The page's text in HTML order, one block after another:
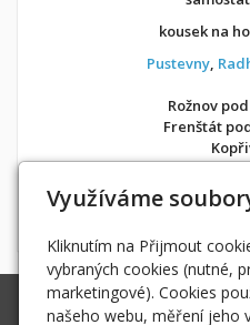
kousek na
Pustevny,
Rožnov
Frenštát
Možnost objednání
Ing. Radek Hoďák
Využíváme
Kliknutím na Přijmout
vybraných cookies (nutné,
marketingové). Cookies
našeho webu, měření jeho